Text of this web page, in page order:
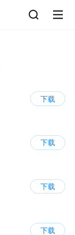
下载
下载
下载
下载